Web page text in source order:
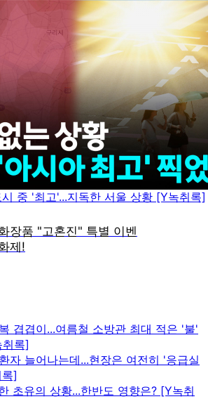
중 '최고'...지독한 서울 상황 [Y녹취록]
겹겹이...여름철 소방관 최대 적은 '불'
록]
자 늘어나는데...현장은 여전히 '응급실
]
초유의 상황...한반도 영향은? [Y녹취